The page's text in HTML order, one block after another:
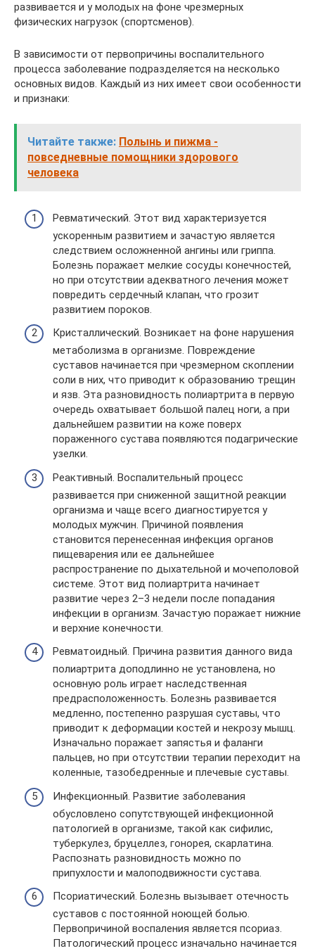
развивается и у молодых на фоне чрезмерных
физических нагрузок (спортсменов).
В зависимости от первопричины воспалительного
процесса заболевание подразделяется на несколько
основных видов. Каждый из них имеет свои особенности
и признаки:
Читайте также: Полынь и пижма -
повседневные помощники здорового
человека
Ревматический. Этот вид характеризуется
ускоренным развитием и зачастую является
следствием осложненной ангины или гриппа.
Болезнь поражает мелкие сосуды конечностей,
но при отсутствии адекватного лечения может
повредить сердечный клапан, что грозит
развитием пороков.
Кристаллический. Возникает на фоне нарушения
метаболизма в организме. Повреждение
суставов начинается при чрезмерном скоплении
соли в них, что приводит к образованию трещин
и язв. Эта разновидность полиартрита в первую
очередь охватывает большой палец ноги, а при
дальнейшем развитии на коже поверх
пораженного сустава появляются подагрические
узелки.
Реактивный. Воспалительный процесс
развивается при сниженной защитной реакции
организма и чаще всего диагностируется у
молодых мужчин. Причиной появления
становится перенесенная инфекция органов
пищеварения или ее дальнейшее
распространение по дыхательной и мочеполовой
системе. Этот вид полиартрита начинает
развитие через 2–3 недели после попадания
инфекции в организм. Зачастую поражает нижние
и верхние конечности.
Ревматоидный. Причина развития данного вида
полиартрита доподлинно не установлена, но
основную роль играет наследственная
предрасположенность. Болезнь развивается
медленно, постепенно разрушая суставы, что
приводит к деформации костей и некрозу мышц.
Изначально поражает запястья и фаланги
пальцев, но при отсутствии терапии переходит на
коленные, тазобедренные и плечевые суставы.
Инфекционный. Развитие заболевания
обусловлено сопутствующей инфекционной
патологией в организме, такой как сифилис,
туберкулез, бруцеллез, гонорея, скарлатина.
Распознать разновидность можно по
припухлости и малоподвижности сустава.
Псориатический. Болезнь вызывает отечность
суставов с постоянной ноющей болью.
Первопричиной воспаления является псориаз.
Патологический процесс изначально начинается